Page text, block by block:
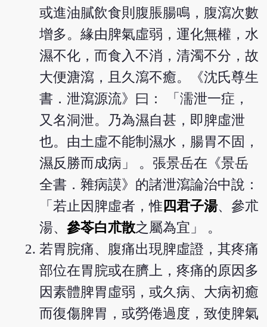
或進油膩飲食則腹脹腸鳴，腹瀉次數
增多。緣由脾氣虛弱，運化無權，水
濕不化，而食入不消，清濁不分，故
大便溏瀉，且久瀉不癒。《沈氏尊生
書．泄瀉源流》曰： 「濡泄一症，
又名洞泄。乃為濕自甚，即脾虛泄
也。由土虛不能制濕水，腸胃不固，
濕反勝而成病」 。張景岳在《景岳
全書．雜病謨》的諸泄瀉論治中說：
「若止因脾虛者，惟 四君子湯、參朮
湯、參苓白朮散之屬為宜」 。
若胃脘痛、腹痛出現脾虛證，其疼痛
部位在胃脘或在臍上，疼痛的原因多
因素體脾胃虛弱，或久病、大病初癒
而復傷脾胃，或勞倦過度，致使脾氣